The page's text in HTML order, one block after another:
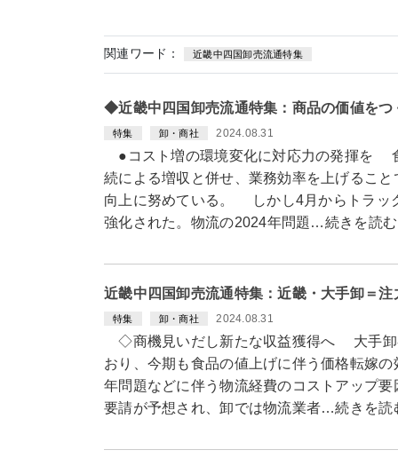
関連ワード： 近畿中四国卸売流通特集
◆近畿中四国卸売流通特集：商品の価値をつ
特集 卸・商社 2024.08.31
●コスト増の環境変化に対応力の発揮を
続による増収と併せ、業務効率を上げるこ
向上に努めている。 しかし4月からトラッ
強化された。物流の2024年問題…続きを読む
近畿中四国卸売流通特集：近畿・大手卸＝
特集 卸・商社 2024.08.31
◇商機見いだし新たな収益獲得へ 大手卸
おり、今期も食品の値上げに伴う価格転嫁
年問題などに伴う物流経費のコストアップ
要請が予想され、卸では物流業者…続きを読